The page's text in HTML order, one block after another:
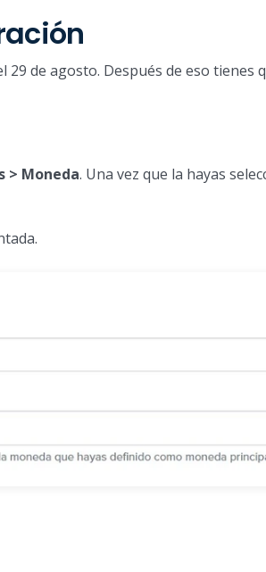
de agosto. Después de eso tienes
> Moneda. Una vez que la hayas